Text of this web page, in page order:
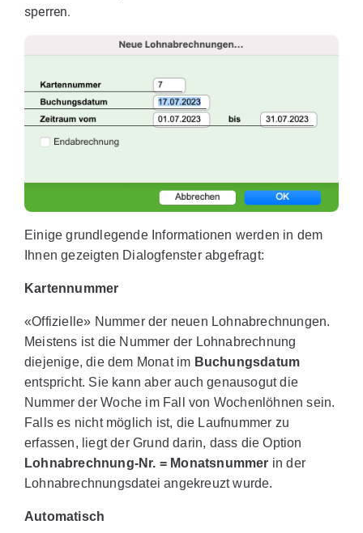
sperren.
Einige grundlegende Informationen werden in dem
Ihnen gezeigten Dialogfenster abgefragt:
Kartennummer
«Offizielle» Nummer der neuen Lohnabrechnungen.
Meistens ist die Nummer der Lohnabrechnung
diejenige, die dem Monat im Buchungsdatum
entspricht. Sie kann aber auch genausogut die
Nummer der Woche im Fall von Wochenlöhnen sein.
Falls es nicht möglich ist, die Laufnummer zu
erfassen, liegt der Grund darin, dass die Option
Lohnabrechnung-Nr. = Monatsnummer in der
Lohnabrechnungsdatei angekreuzt wurde.
Automatisch